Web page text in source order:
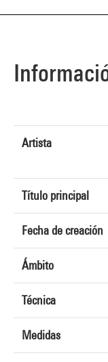
Artista
Título principal
Fecha de creación
Ámbito
Técnica
Medidas